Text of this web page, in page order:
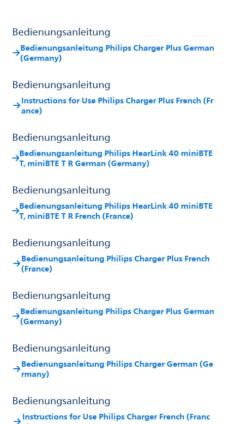
Bedienungsanleitung
Bedienungsanleitung Philips Charger Plus German
(Germany)
Bedienungsanleitung
Instructions for Use Philips Charger Plus French (Fr
ance)
Bedienungsanleitung
Bedienungsanleitung Philips HearLink 40 miniBTE
T, miniBTE T R German (Germany)
Bedienungsanleitung
Bedienungsanleitung Philips HearLink 40 miniBTE
T, miniBTE T R French (France)
Bedienungsanleitung
Bedienungsanleitung Philips Charger Plus French
(France)
Bedienungsanleitung
Bedienungsanleitung Philips Charger Plus German
(Germany)
Bedienungsanleitung
Bedienungsanleitung Philips Charger German (Ge
rmany)
Bedienungsanleitung
Instructions for Use Philips Charger French (Franc